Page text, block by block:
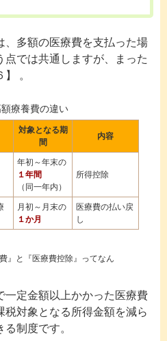
、多額の医療費を支払った場
では共通しますが、まった
。
額療養費の違い
対象となる期
間
内容
年初～年末の
１年間
（同一年内）
所得控除
月初～月末の
１か月
医療費の払い戻
し
』と『医療費控除』ってなん
一定金額以上かかった医療費
税対象となる所得金額を減ら
制度です。